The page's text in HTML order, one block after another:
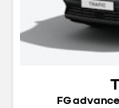
FG